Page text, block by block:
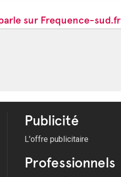
sur Frequence-sud.fr
Publicité
L'offre publicitaire
Professionnels